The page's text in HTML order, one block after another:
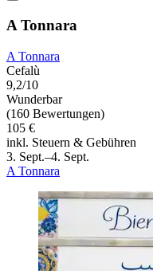
A Tonnara
A Tonnara
Cefalù
9,2/10
Wunderbar
(160 Bewertungen)
105 €
inkl. Steuern & Gebühren
3. Sept.–4. Sept.
A Tonnara